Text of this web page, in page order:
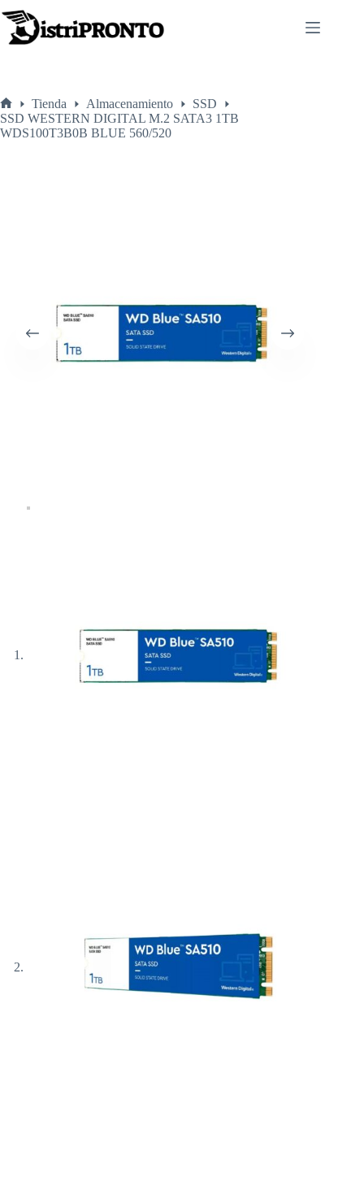
al
contenido
Inicio
Tienda Almacenamiento
SSD
SSD WESTERN DIGITAL M.2 SATA3 1TB
WDS100T3B0B BLUE 560/520